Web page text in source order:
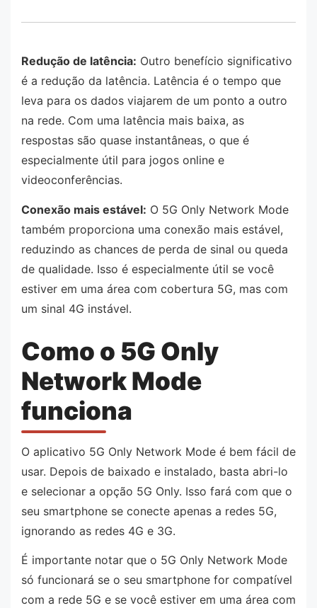
Redução de latência: Outro benefício significativo
é a redução da latência. Latência é o tempo que
leva para os dados viajarem de um ponto a outro
na rede. Com uma latência mais baixa, as
respostas são quase instantâneas, o que é
especialmente útil para jogos online e
videoconferências.
Conexão mais estável: O 5G Only Network Mode
também proporciona uma conexão mais estável,
reduzindo as chances de perda de sinal ou queda
de qualidade. Isso é especialmente útil se você
estiver em uma área com cobertura 5G, mas com
um sinal 4G instável.
Como o 5G Only
Network Mode
funciona
O aplicativo 5G Only Network Mode é bem fácil de
usar. Depois de baixado e instalado, basta abri-lo
e selecionar a opção 5G Only. Isso fará com que o
seu smartphone se conecte apenas a redes 5G,
ignorando as redes 4G e 3G.
É importante notar que o 5G Only Network Mode
só funcionará se o seu smartphone for compatível
com a rede 5G e se você estiver em uma área com